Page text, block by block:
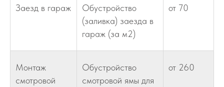
Заезд в гараж
Обустройство
(заливка) заезда в
гараж (за м2)
от 70
Монтаж
смотровой
Обустройство
смотровой ямы для
от 260